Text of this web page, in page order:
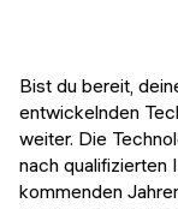
Python
KOSTENLOSE
Data
Alumni
Bist du bereit,
entwickelnden
weiter. Die
nach qualifizierten
kommenden